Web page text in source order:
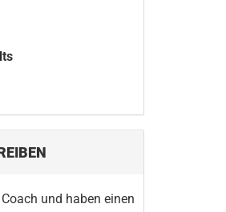
und haben einen